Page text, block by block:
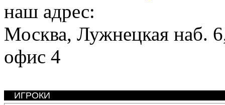
наш адрес:
Москва, Лужнецкая наб.
офис 4
ИГРОКИ